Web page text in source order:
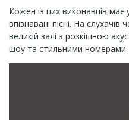
Кожен із цих виконавців має
впізнавані пісні. На
великій залі з розкішною
шоу та стильними номерами.